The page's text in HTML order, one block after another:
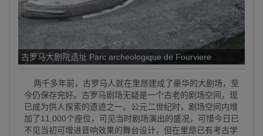
古罗马大剧院遗址 Parc archeologique de Fourviere
两千多年前，古罗马人就在里昂建成了豪华的大剧场，至
今仍保存完好。古罗马剧场无疑是一个古老的剧场空间，现
已成为供人探索的遗迹之一。公元二世纪时，剧场空间内增
加了11,000个座位，可见当时剧场演出的盛况，可惜今日已
不见当初可增进音响效果的舞台设计，但在里昂已有考古学